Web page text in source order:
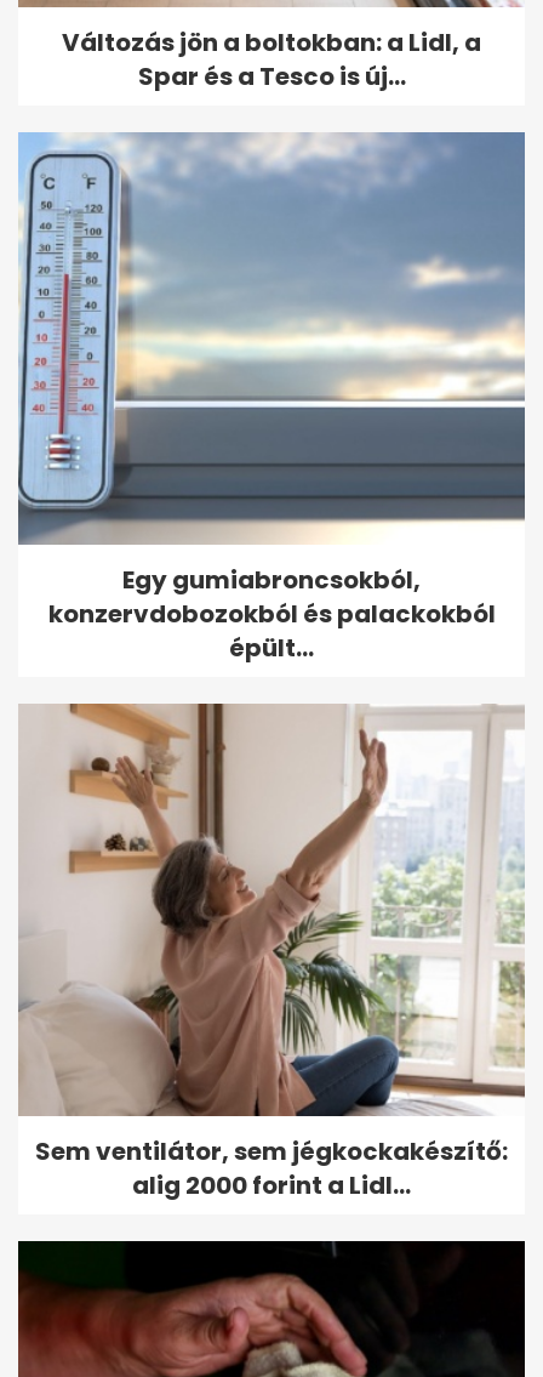
Változás jön a boltokban: a Lidl, a
Spar és a Tesco is új...
Egy gumiabroncsokból,
konzervdobozokból és palackokból
épült...
Sem ventilátor, sem jégkockakészítő:
alig 2000 forint a Lidl...